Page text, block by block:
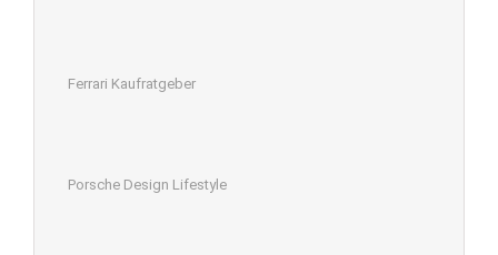
Ferrari Kaufratgeber
Porsche Design Lifestyle